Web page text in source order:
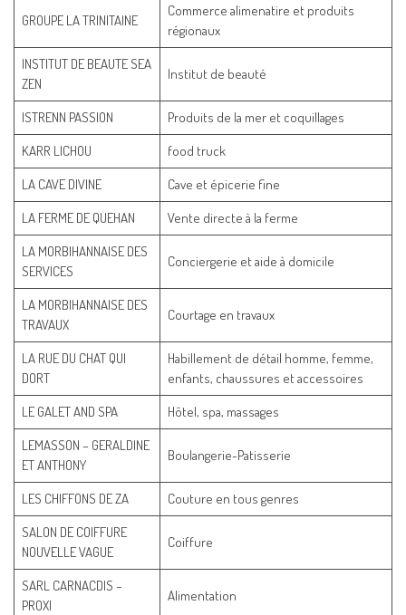
GROUPE LA TRINITAINE
Commerce alimenatire et produits
régionaux
INSTITUT DE BEAUTE SEA
ZEN
Institut de beauté
ISTRENN PASSION
Produits de la mer et coquillages
KARR LICHOU
food truck
LA CAVE DIVINE
Cave et épicerie fine
LA FERME DE QUEHAN
Vente directe à la ferme
LA MORBIHANNAISE DES
SERVICES
Conciergerie et aide à domicile
LA MORBIHANNAISE DES
TRAVAUX
Courtage en travaux
LA RUE DU CHAT QUI
DORT
Habillement de détail homme, femme,
enfants, chaussures et accessoires
LE GALET AND SPA
Hôtel, spa, massages
LEMASSON – GERALDINE
ET ANTHONY
Boulangerie-Patisserie
LES CHIFFONS DE ZA
Couture en tous genres
SALON DE COIFFURE
NOUVELLE VAGUE
Coiffure
SARL CARNACDIS –
PROXI
Alimentation